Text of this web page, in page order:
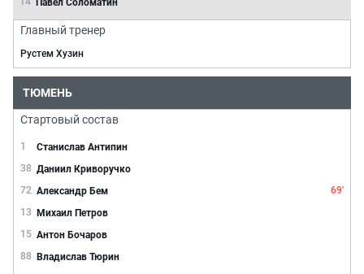
Главный тренер
Рустем Хузин
ТЮМЕНЬ
Стартовый состав
1
Станислав Антипин
38 Даниил Криворучко
72 Александр Бем
69'
13 Михаил Петров
15 Антон Бочаров
88 Владислав Тюрин